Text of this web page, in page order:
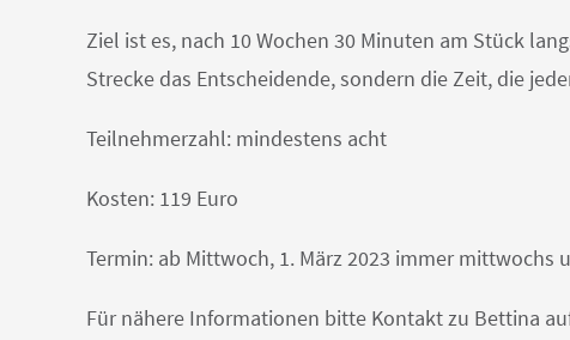
Ziel ist es, nach 10 Wochen 30 Minuten am Stück
Strecke das Entscheidende, sondern die Zeit, die
Teilnehmerzahl: mindestens acht
Kosten: 119 Euro
Termin: ab Mittwoch, 1. März 2023 immer mittwochs
Für nähere Informationen bitte Kontakt zu Bettina